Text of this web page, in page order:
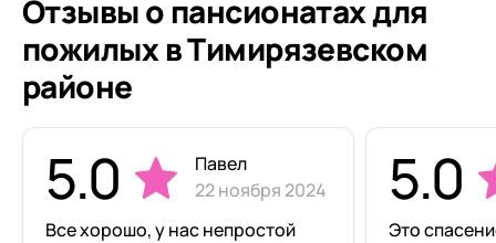
Отзывы о пансионатах для
пожилых в Тимирязевском
районе
5.0
Павел
22 ноября 2024
Все хорошо, у нас непростой
5.0
Это